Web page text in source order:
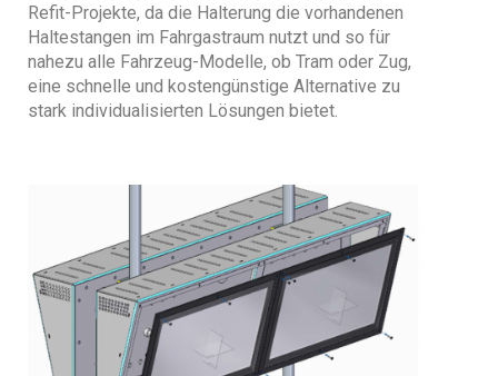
Refit-Projekte, da die Halterung die vorhandenen
Haltestangen im Fahrgastraum nutzt und so für
nahezu alle Fahrzeug-Modelle, ob Tram oder Zug,
eine schnelle und kostengünstige Alternative zu
stark individualisierten Lösungen bietet.